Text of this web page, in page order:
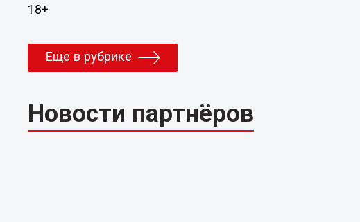
18+
Еще в рубрике
Новости партнёров